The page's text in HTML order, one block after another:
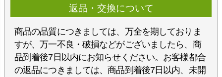
返品・交換について
商品の品質につきましては、万全を期しておりま
すが、万一不良・破損などがございましたら、商
品到着後7日以内にお知らせください。お客様都合
の返品につきましては、商品到着後7日以内、未開